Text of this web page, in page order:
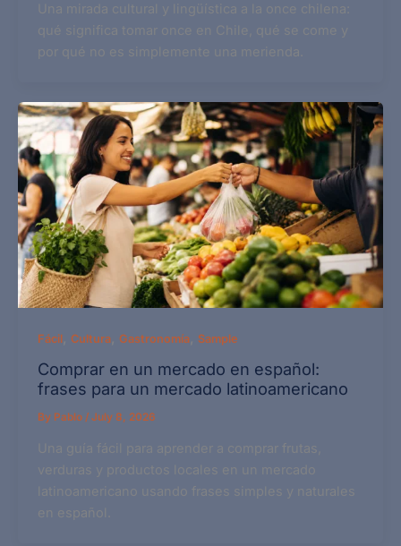
Una mirada cultural y lingüística a la once chilena:
qué significa tomar once en Chile, qué se come y
por qué no es simplemente una merienda.
Fácil, Cultura, Gastronomía, Sample
Comprar en un mercado en español:
frases para un mercado latinoamericano
By Pablo / July 8, 2026
Una guía fácil para aprender a comprar frutas,
verduras y productos locales en un mercado
latinoamericano usando frases simples y naturales
en español.